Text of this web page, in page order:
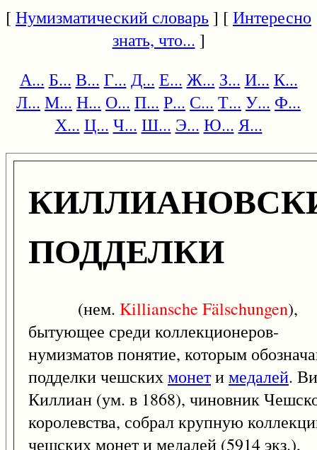
[Нумизматический словарь] [Интересно
знать, что... ]
А... Б... В... Г... Д... Е... Ж... З... И... К...
Л... М... Н... О... П... Р... С... Т... У... Ф...
Х... Ц... Ч... Ш... Э... Ю... Я...
ПОДДЕЛКИ
(нем. Killiansche Fälschungen),
бытующее среди коллекционеров-
нумизматов понятие, которым
подделки чешскихмонетимедалей.
Киллиан (ум. в 1868), чиновник
королевства, собрал крупную
чешских монет и медалей (5914 экз.),